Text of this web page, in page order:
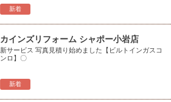
新着
新着
カインズリフォーム シャポー小岩店
新サービス 写真見積り始めました【ビルトインガスコ
ンロ】〇